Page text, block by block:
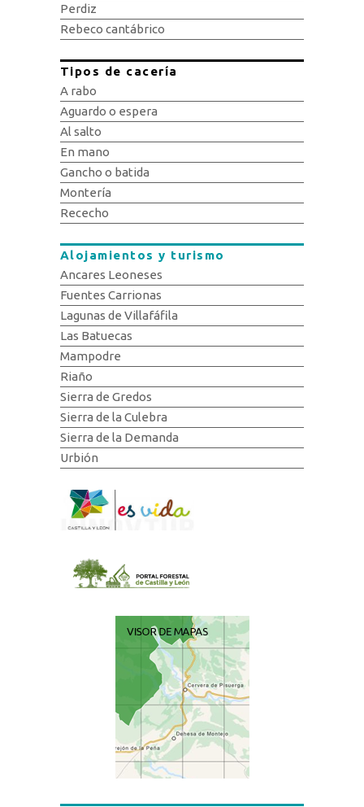
Perdiz
Rebeco cantábrico
Tipos de cacería
A rabo
Aguardo o espera
Al salto
En mano
Gancho o batida
Montería
Rececho
Alojamientos y turismo
Ancares Leoneses
Fuentes Carrionas
Lagunas de Villafáfila
Las Batuecas
Mampodre
Riaño
Sierra de Gredos
Sierra de la Culebra
Sierra de la Demanda
Urbión